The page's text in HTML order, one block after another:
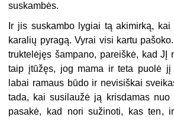
suskambės.
Ir jis suskambo lygiai tą akimirką, kai
karalių pyragą. Vyrai visi kartu
truktelėjęs šampano, pareiškė, kad JĮ
taip įtūžęs, jog mama ir teta puolė jį
labai ramaus būdo ir nevisiškai
tada, kai susilaužė ją krisdamas nuo
pasakė, kad nori sužinoti, kas ten,